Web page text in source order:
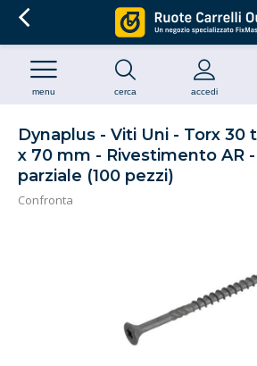
cerca accedi
menu
Dynaplus - Viti Uni - Torx 30
x 70 mm - Rivestimento AR
parziale (100 pezzi)
Confronta